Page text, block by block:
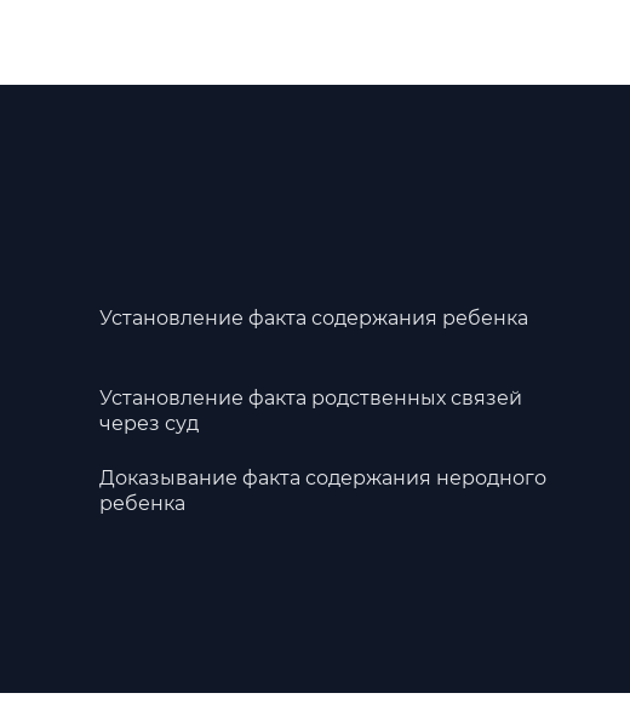
Установление факта содержания ребенка
Установление факта родственных связей
через суд
Доказывание факта содержания неродного
ребенка